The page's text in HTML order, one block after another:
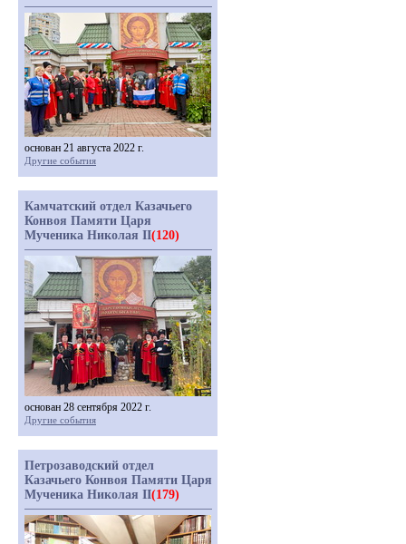
основан 21 августа 2022 г.
Другие события
Камчатский отдел Казачьего
Конвоя Памяти Царя
Мученика Николая II(120)
основан 28 сентября 2022 г.
Другие события
Петрозаводский отдел
Казачьего Конвоя Памяти Царя
Мученика Николая II(179)